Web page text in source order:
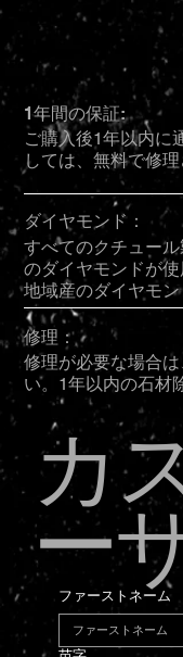
ファーストネーム
カ
ー
1年間の保証:
ご購入後1年以内に
しては、無料で修
修理：
修理が必要な場合
い。1年以内の石材
ダイヤモンド：
すべてのクチュー
のダイヤモンドが
地域産のダイヤモ